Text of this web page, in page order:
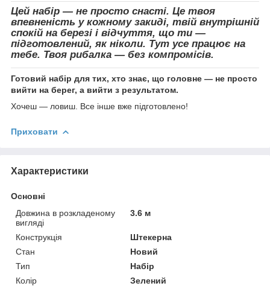
Цей набір — не просто снасті. Це твоя
впевненість у кожному закиді, твій внутрішній
спокій на березі і відчуття, що ти —
підготовлений, як ніколи. Тут усе працює на
тебе. Твоя рибалка — без компромісів.
Готовий набір для тих, хто знає, що головне — не просто
вийти на берег, а вийти з результатом.
Хочеш — ловиш. Все інше вже підготовлено!
Приховати
Характеристики
Основні
Довжина в розкладеному
вигляді
3.6 м
Конструкція
Штекерна
Стан
Новий
Тип
Набір
Колір
Зелений